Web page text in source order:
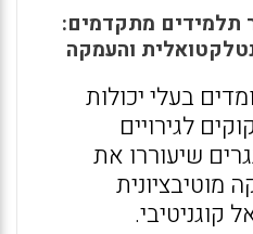
תלמידים מתקדמים:
והעמקה
בעלי יכולות
לגירויים
שיעוררו את
מוטיבציונית
קוגניטיבי.